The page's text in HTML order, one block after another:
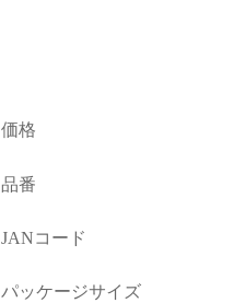
価格
品番
JANコード
パッケージサイズ